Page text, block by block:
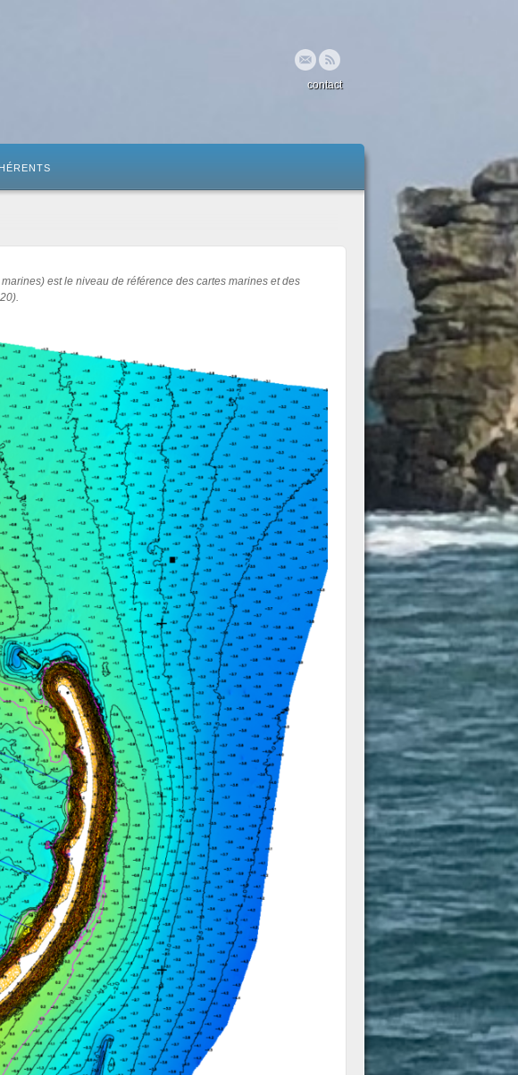
contact
est le niveau de référence des cartes marines et des